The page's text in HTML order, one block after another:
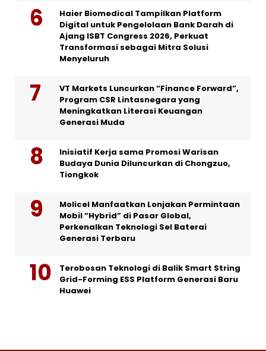
Haier Biomedical Tampilkan Platform
Digital untuk Pengelolaan Bank Darah di
Ajang ISBT Congress 2026, Perkuat
Transformasi sebagai Mitra Solusi
Menyeluruh
VT Markets Luncurkan “Finance Forward”,
Program CSR Lintasnegara yang
Meningkatkan Literasi Keuangan
Generasi Muda
Inisiatif Kerja sama Promosi Warisan
Budaya Dunia Diluncurkan di Chongzuo,
Tiongkok
Molicel Manfaatkan Lonjakan Permintaan
Mobil “Hybrid” di Pasar Global,
Perkenalkan Teknologi Sel Baterai
Generasi Terbaru
Terobosan Teknologi di Balik Smart String
Grid-Forming ESS Platform Generasi Baru
Huawei